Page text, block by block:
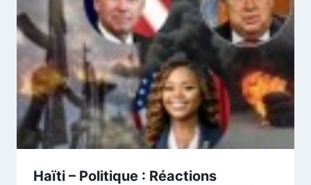
Haïti – Politique : Réactions